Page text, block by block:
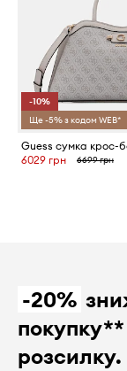
-10%
Ще -5% з кодом WEB*
6029 грн
6699 грн
-20%
покупку**
розсилку.